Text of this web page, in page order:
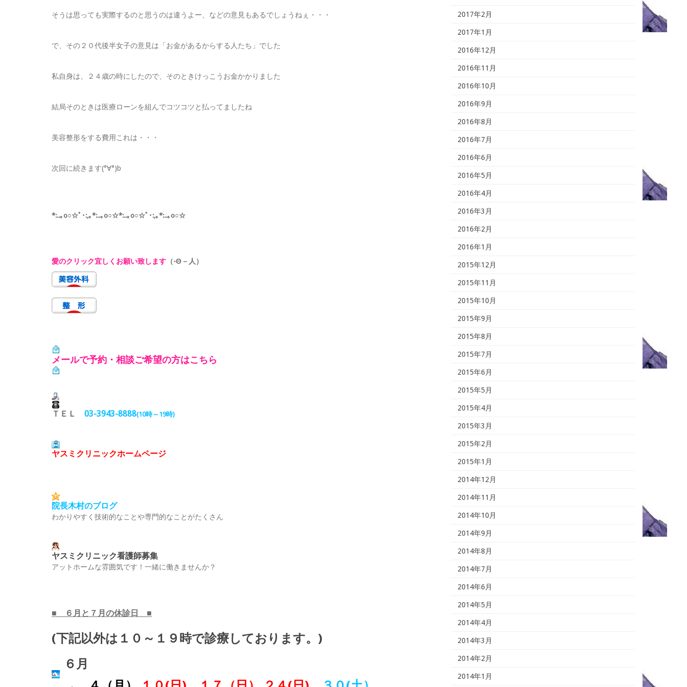
そうは思っても実際するのと思うのは違うよー、などの意見もあるでしょうねぇ・・・
で、その２０代後半女子の意見は「お金があるからする人たち」でした
私自身は、２４歳の時にしたので、そのときけっこうお金かかりました
結局そのときは医療ローンを組んでコツコツと払ってましたね
美容整形をする費用これは・・・
次回に続きます(°∀°)b
*:..｡o○☆ﾟ･:,｡*:..｡o○☆*:..｡o○☆ﾟ･:,｡*:..｡o○☆
愛のクリック宜しくお願い致します （-Θ－人）
メールで予約・相談ご希望の方はこちら
ＴＥＬ 03-3943-8888(10時～19時)
ヤスミクリニックホームページ
院長木村のブログ
わかりやすく技術的なことや専門的なことがたくさん
ヤスミクリニック看護師募集
アットホームな雰囲気です！一緒に働きませんか？
■ ６月と７月の休診日 ■
(下記以外は１０～１９時で診療しております。)
６月
2017年2月
2017年1月
2016年12月
2016年11月
2016年10月
2016年9月
2016年8月
2016年7月
2016年6月
2016年5月
2016年4月
2016年3月
2016年2月
2016年1月
2015年12月
2015年11月
2015年10月
2015年9月
2015年8月
2015年7月
2015年6月
2015年5月
2015年4月
2015年3月
2015年2月
2015年1月
2014年12月
2014年11月
2014年10月
2014年9月
2014年8月
2014年7月
2014年6月
2014年5月
2014年4月
2014年3月
2014年2月
2014年1月